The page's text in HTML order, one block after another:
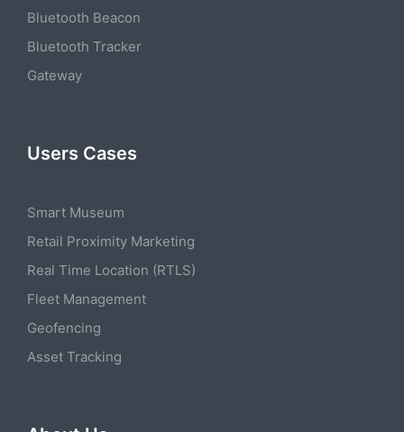
Bluetooth Beacon
Bluetooth Tracker
Gateway
Users Cases
Smart Museum
Retail Proximity Marketing
Real Time Location (RTLS)
Fleet Management
Geofencing
Asset Tracking